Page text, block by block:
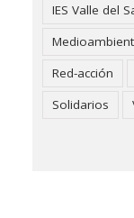
IES Valle del
Red-acción
Solidarios